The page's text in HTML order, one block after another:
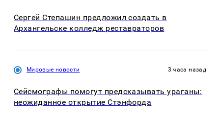
Сергей Степашин предложил создать в
Архангельске колледж реставраторов
Мировые новости 3 часа назад
Сейсмографы помогут предсказывать ураганы:
неожиданное открытие Стэнфорда